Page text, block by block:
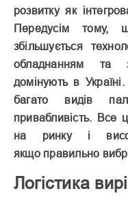
розвитку як
Передусім тому,
збільшується
обладнанням та
домінують в
багато видів
привабливість. Все
на ринку і
якщо правильно
Логістика